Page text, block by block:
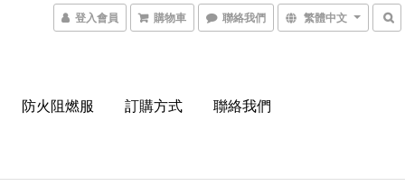
登入會員 購物車 聯絡我們 繁體中文
防火阻燃服 訂購方式 聯絡我們